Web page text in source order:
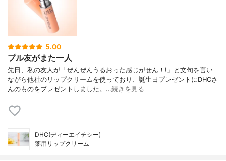
5.00
プル友がまた一人
先日、私の友人が「ぜんぜんうるおった感じがせん！!」と文句を言い
ながら他社のリップクリームを使っており、誕生日プレゼントにDHCさ
んのものをプレゼントしました。…続きを見る
DHC(ディーエイチシー)
薬用リップクリーム